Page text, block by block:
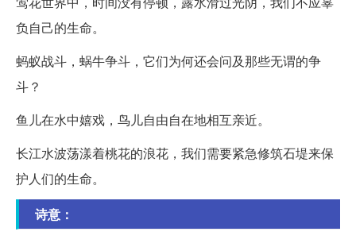
负自己的生命。
蚂蚁战斗，蜗牛争斗，它们为何还会问及那些无谓的争
斗？
鱼儿在水中嬉戏，鸟儿自由自在地相互亲近。
长江水波荡漾着桃花的浪花，我们需要紧急修筑石堤来保
护人们的生命。
诗意：